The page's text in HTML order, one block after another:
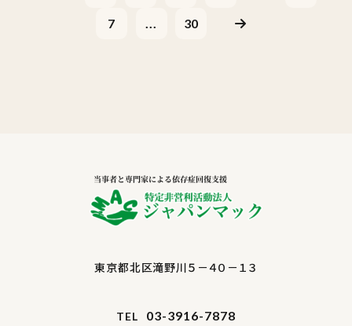
7 ... 30
東京都北区滝野川５－４０－１３
TEL 03-3916-7878